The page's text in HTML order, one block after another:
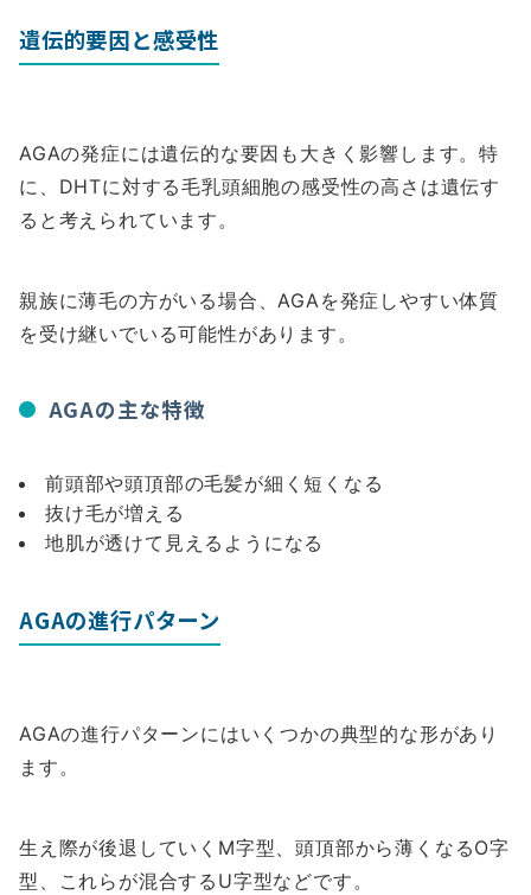
遺伝的要因と感受性
AGAの発症には遺伝的な要因も大きく影響します。特
に、DHTに対する毛乳頭細胞の感受性の高さは遺伝す
ると考えられています。
親族に薄毛の方がいる場合、AGAを発症しやすい体質
を受け継いでいる可能性があります。
AGAの主な特徴
前頭部や頭頂部の毛髪が細く短くなる
抜け毛が増える
地肌が透けて見えるようになる
AGAの進行パターン
AGAの進行パターンにはいくつかの典型的な形があり
ます。
生え際が後退していくM字型、頭頂部から薄くなるO字
型、これらが混合するU字型などです。